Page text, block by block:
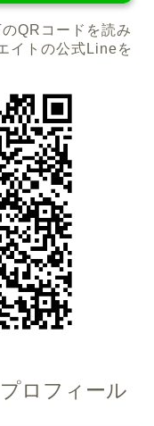
QRコードを読み
イトの公式Lineを
ロフィール